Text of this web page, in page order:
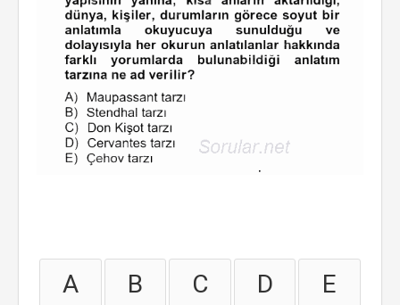
A B C D E